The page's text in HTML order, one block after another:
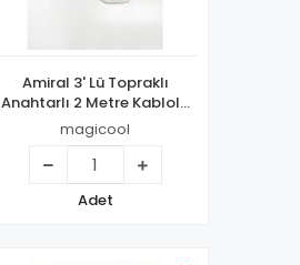
Amiral 3' Lü Topraklı
Anahtarlı 2 Metre Kablolu
Grup Priz
magicool
Adet